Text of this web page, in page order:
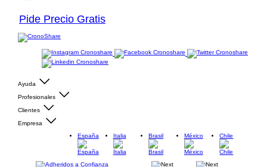
Pide Precio Gratis
Ayuda
Profesionales
Clientes
Empresa
España
Italia Brasil México Chile